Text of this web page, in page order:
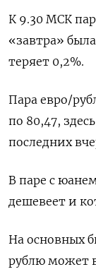
К 9.30 МСК
«завтра»
теряет 0,2%.
Пара евро/
по 80,47,
последних
В паре с
дешевеет и
На основных
рублю может